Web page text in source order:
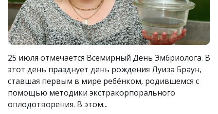
25 июля отмечается Всемирный День Эмбриолога. В
этот день празднует день рождения Луиза Браун,
ставшая первым в мире ребёнком, родившемся с
помощью методики экстракорпорального
оплодотворения. В этом...